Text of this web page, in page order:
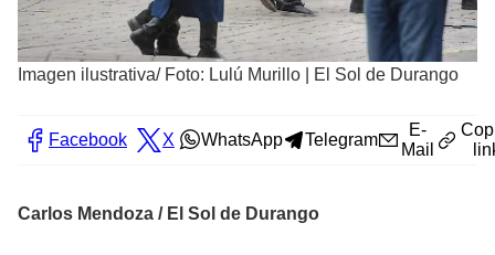
Imagen ilustrativa/ Foto: Lulú Murillo | El Sol de Durango
Facebook X WhatsApp Telegram
E-
Mail
Carlos Mendoza / El Sol de Durango